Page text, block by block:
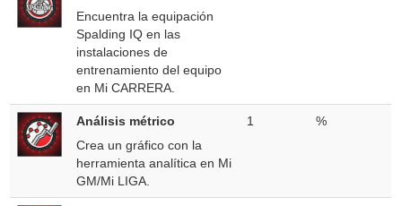
Encuentra la equipación
Spalding IQ en las
instalaciones de
entrenamiento del equipo
en Mi CARRERA.
Análisis métrico
Crea un gráfico con la
herramienta analítica en Mi
GM/Mi LIGA.
1 %